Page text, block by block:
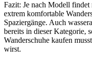
Fazit: Je nach Modell findet
extrem komfortable
Spaziergänge. Auch
bereits in dieser Kategorie,
Wanderschuhe kaufen
wirst.